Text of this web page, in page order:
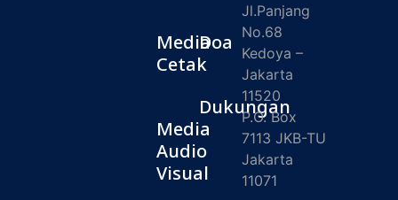
Media
Cetak
Media
Audio
Visual
Doa
Dukungan
Jl.Panjang
No.68
Kedoya –
Jakarta
11520
P.O. Box
7113 JKB-TU
Jakarta
11071